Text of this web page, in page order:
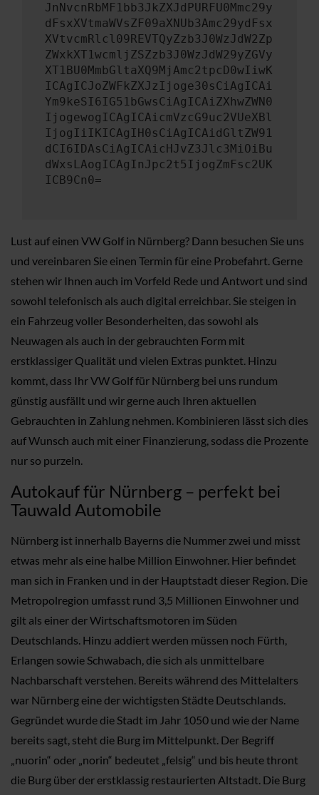
JnNvcnRbMF1bb3JkZXJdPURFU0Mmc29y
dFsxXVtmaWVsZF09aXNUb3Amc29ydFsx
XVtvcmRlcl09REVTQyZzb3J0WzJdW2Zp
ZWxkXT1wcmljZSZzb3J0WzJdW29yZGVy
XT1BU0MmbGltaXQ9MjAmc2tpcD0wIiwK
ICAgICJoZWFkZXJzIjoge30sCiAgICAi
Ym9keSI6IG51bGwsCiAgICAiZXhwZWN0
IjogewogICAgICAicmVzcG9uc2VUeXBl
IjogIiIKICAgIH0sCiAgICAidGltZW91
dCI6IDAsCiAgICAicHJvZ3Jlc3MiOiBu
dWxsLAogICAgInJpc2t5IjogZmFsc2UK
ICB9Cn0=
Lust auf einen VW Golf in Nürnberg? Dann besuchen Sie uns
und vereinbaren Sie einen Termin für eine Probefahrt. Gerne
stehen wir Ihnen auch im Vorfeld Rede und Antwort und sind
sowohl telefonisch als auch digital erreichbar. Sie steigen in
ein Fahrzeug voller Besonderheiten, das sowohl als
Neuwagen als auch in der gebrauchten Form mit
erstklassiger Qualität und vielen Extras punktet. Hinzu
kommt, dass Ihr VW Golf für Nürnberg bei uns rundum
günstig ausfällt und wir gerne auch Ihren aktuellen
Gebrauchten in Zahlung nehmen. Kombinieren lässt sich dies
auf Wunsch auch mit einer Finanzierung, sodass die Prozente
nur so purzeln.
Autokauf für Nürnberg – perfekt bei
Tauwald Automobile
Nürnberg ist innerhalb Bayerns die Nummer zwei und misst
etwas mehr als eine halbe Million Einwohner. Hier befindet
man sich in Franken und in der Hauptstadt dieser Region. Die
Metropolregion umfasst rund 3,5 Millionen Einwohner und
gilt als einer der Wirtschaftsmotoren im Süden
Deutschlands. Hinzu addiert werden müssen noch Fürth,
Erlangen sowie Schwabach, die sich als unmittelbare
Nachbarschaft verstehen. Bereits während des Mittelalters
war Nürnberg eine der wichtigsten Städte Deutschlands.
Gegründet wurde die Stadt im Jahr 1050 und wie der Name
bereits sagt, steht die Burg im Mittelpunkt. Der Begriff
„nuorin“ oder „norin“ bedeutet „felsig“ und bis heute thront
die Burg über der erstklassig restaurierten Altstadt. Die Burg